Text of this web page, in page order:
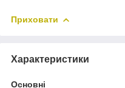
Приховати
Характеристики
Основні